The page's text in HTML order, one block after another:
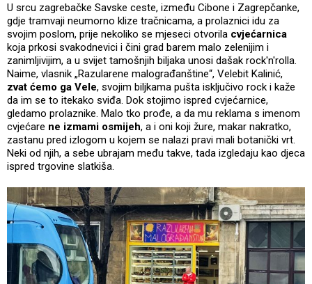
U srcu zagrebačke Savske ceste, između Cibone i Zagrepčanke,
gdje tramvaji neumorno klize tračnicama, a prolaznici idu za
svojim poslom, prije nekoliko se mjeseci otvorila cvjećarnica
koja prkosi svakodnevici i čini grad barem malo zelenijim i
zanimljivijim, a u svijet tamošnjih biljaka unosi dašak rock'n'rolla.
Naime, vlasnik „Razularene malograđanštine“, Velebit Kalinić,
zvat ćemo ga Vele, svojim biljkama pušta isključivo rock i kaže
da im se to itekako sviđa. Dok stojimo ispred cvjećarnice,
gledamo prolaznike. Malo tko prođe, a da mu reklama s imenom
cvjećare ne izmami osmijeh, a i oni koji žure, makar nakratko,
zastanu pred izlogom u kojem se nalazi pravi mali botanički vrt.
Neki od njih, a sebe ubrajam među takve, tada izgledaju kao djeca
ispred trgovine slatkiša.